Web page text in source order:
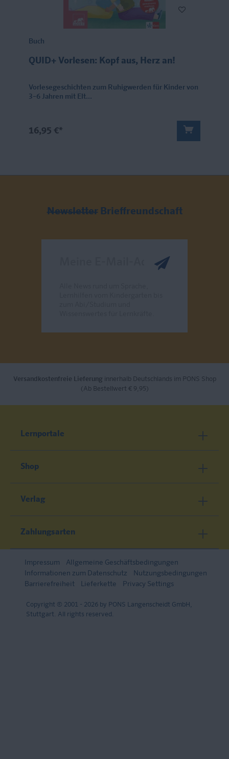
Buch
QUID+ Vorlesen: Kopf aus, Herz an!
Vorlesegeschichten zum Ruhigwerden für Kinder von
3–6 Jahren mit Elt...
16,95 €*
Newsletter Brieffreundschaft
Versandkostenfreie Lieferung innerhalb Deutschlands im PONS Shop
(Ab Bestellwert € 9,95)
Lernportale
Shop
Verlag
Zahlungsarten
Impressum
Allgemeine Geschäftsbedingungen
Informationen zum Datenschutz
Nutzungsbedingungen
Barrierefreiheit
Lieferkette Privacy Settings
Copyright © 2001 - 2026 by PONS Langenscheidt GmbH,
Stuttgart. All rights reserved.